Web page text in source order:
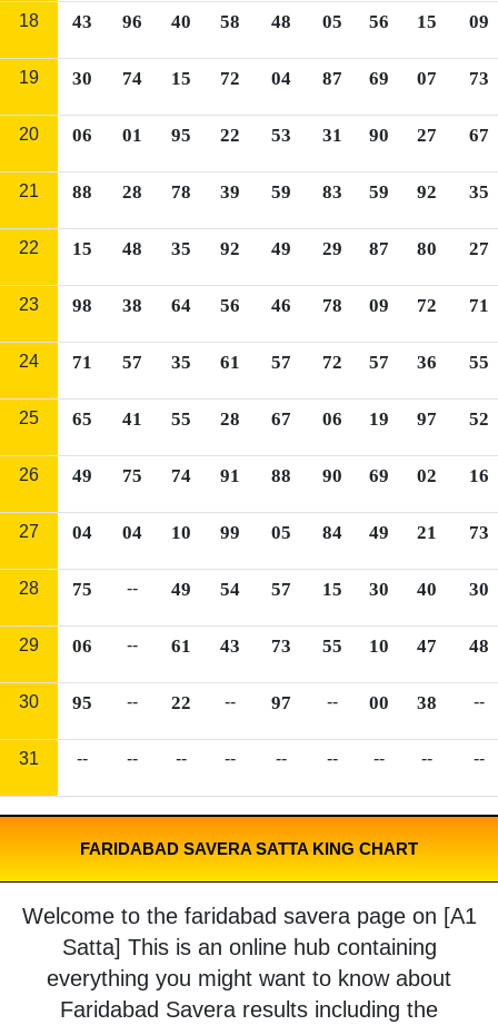
18 43 96 40 58 48 05 56 15 09
19 30 74 15 72 04 87 69 07 73
20 06 01 95 22 53 31 90 27 67
21 88 28 78 39 59 83 59 92 35
22 15 48 35 92 49 29 87 80 27
23 98 38 64 56 46 78 09 72 71
24 71 57 35 61 57 72 57 36 55
25 65 41 55 28 67 06 19 97 52
26 49 75 74 91 88 90 69 02 16
27 04 04 10 99 05 84 49 21 73
28 75 -- 49 54 57 15 30 40 30
29 06 -- 61 43 73 55 10 47 48
30 95 -- 22 -- 97 -- 00 38 --
31 -- -- -- -- -- -- -- -- --
FARIDABAD SAVERA SATTA KING CHART
Welcome to the faridabad savera page on [A1
Satta] This is an online hub containing
everything you might want to know about
Faridabad Savera results including the